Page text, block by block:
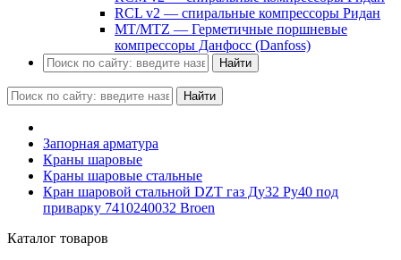
RCL v2 — спиральные компрессоры Ридан
MT/MTZ — Герметичные поршневые
компрессоры Данфосс (Danfoss)
Найти
Найти
Запорная арматура
Краны шаровые
Краны шаровые стальные
Кран шаровой стальной DZT газ Ду32 Ру40 под
приварку 7410240032 Broen
Каталог товаров